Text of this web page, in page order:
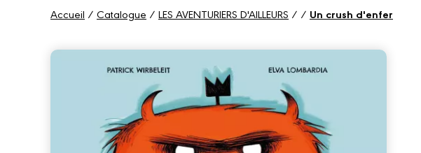
Accueil / Catalogue / LES AVENTURIERS D'AILLEURS / / Un crush d'enfer